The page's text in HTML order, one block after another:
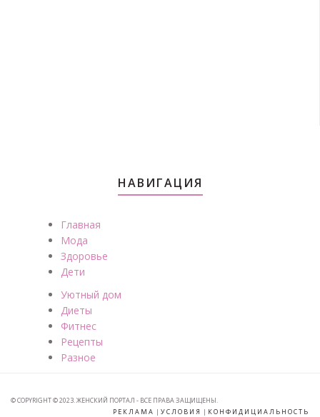
НАВИГАЦИЯ
Главная
Мода
Здоровье
Дети
Уютный дом
Диеты
Фитнес
Рецепты
Разное
© COPYRIGHT © 2023. ЖЕНСКИЙ ПОРТАЛ - ВСЕ ПРАВА ЗАЩИЩЕНЫ.
РЕКЛАМА | УСЛОВИЯ | КОНФИДИЦИАЛЬНОСТЬ